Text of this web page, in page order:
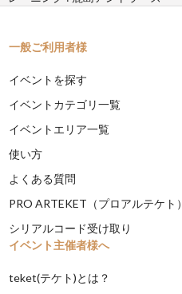
一般ご利用者様
イベントを探す
イベントカテゴリ一覧
イベントエリア一覧
使い方
よくある質問
PRO ARTEKET（プロアルテケト）
シリアルコード受け取り
イベント主催者様へ
teket(テケト)とは？